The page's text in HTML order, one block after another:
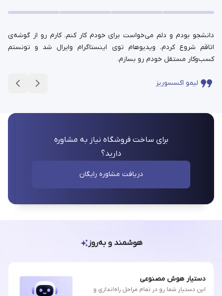
دانشجو بودم و دلم می‌خواست برای خودم کار کنم. کارم رو از گوشه‌ی
اتاقم شروع کردم. ویدیوهام توی اینستاگرام وایرال شد و تونستم
کسب‌وکار مستقل خودم رو بسازم.
لیمو اکسسوریز
برای ساخت فروشگاه نیاز به مشاوره
دارید؟
دریافت مشاوره رایگان
هوشمند و به‌روز
دستیار هوش مصنوعی
این دستیار شما رو در تمام مراحل راه‌اندازی و